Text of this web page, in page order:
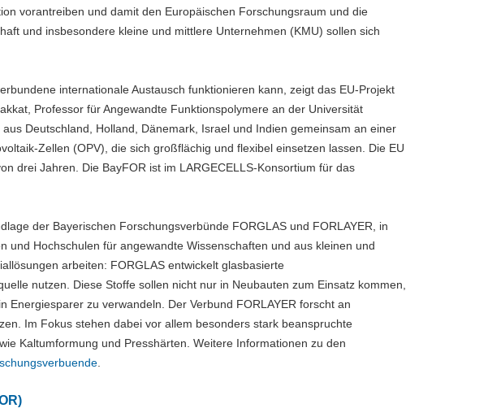
vorantreiben und damit den Europäischen Forschungsraum und die
und insbesondere kleine und mittlere Unternehmen (KMU) sollen sich
internationale Austausch funktionieren kann, zeigt das EU-Projekt
Professor für Angewandte Funktionspolymere an der Universität
Deutschland, Holland, Dänemark, Israel und Indien gemeinsam an einer
Zellen (OPV), die sich großflächig und flexibel einsetzen lassen. Die EU
drei Jahren. Die BayFOR ist im LARGECELLS-Konsortium für das
der Bayerischen Forschungsverbünde FORGLAS und FORLAYER, in
und Hochschulen für angewandte Wissenschaften und aus kleinen und
arbeiten: FORGLAS entwickelt glasbasierte
nutzen. Diese Stoffe sollen nicht nur in Neubauten zum Einsatz kommen,
zu verwandeln. Der Verbund FORLAYER forscht an
Im Fokus stehen dabei vor allem besonders stark beanspruchte
Kaltumformung und Presshärten. Weitere Informationen zu den
.